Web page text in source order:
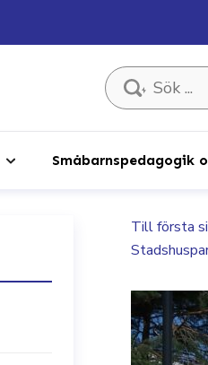
Sök ...
Småbarnspedagogik
Till första